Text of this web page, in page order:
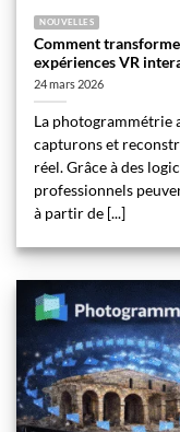
NOUVELLES
Comment
expériences VR
24 mars 2026
La photogrammétrie
capturons et
réel. Grâce à des
professionnels
à partir de [...]